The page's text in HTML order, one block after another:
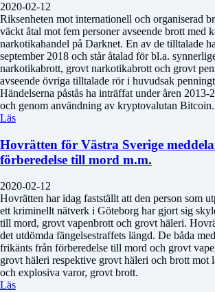
2020-02-12
Riksenheten mot internationell och organiserad
väckt åtal mot fem personer avseende brott med
narkotikahandel på Darknet. En av de tilltalade
september 2018 och står åtalad för bl.a.
narkotikabrott, grovt narkotikabrott och grovt
avseende övriga tilltalade rör i huvudsak
Händelserna påstås ha inträffat under åren
och genom användning av kryptovalutan Bitcoin.
Läs
Hovrätten för Västra Sverige
förberedelse till mord m.m.
2020-02-12
Hovrätten har idag fastställt att den person som
ett kriminellt nätverk i Göteborg har gjort sig
till mord, grovt vapenbrott och grovt häleri.
det utdömda fängelsestraffets längd. De båda
frikänts från förberedelse till mord och grovt
grovt häleri respektive grovt häleri och brott mot
och explosiva varor, grovt brott.
Läs